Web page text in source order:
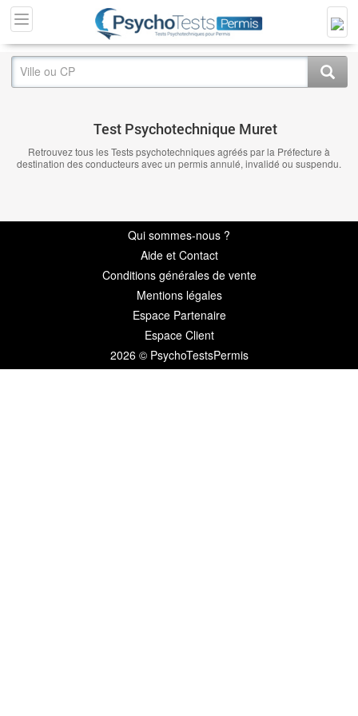
Test Psychotechnique Muret
Retrouvez tous les Tests psychotechniques agréés par la Préfecture à
destination des conducteurs avec un permis annulé, invalidé ou suspendu.
Qui sommes-nous ?
Aide et Contact
Conditions générales de vente
Mentions légales
Espace Partenaire
Espace Client
2026 © PsychoTestsPermis